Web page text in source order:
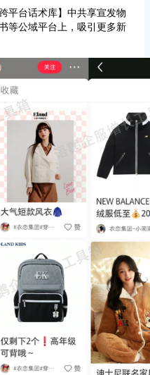
平台话术库】中共享宣发物
等公域平台上，吸引更多新